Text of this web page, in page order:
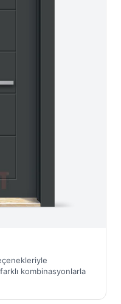
kombinasyonlarla